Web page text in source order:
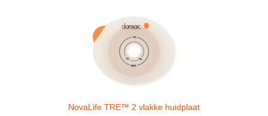
NovaLife TRE™ 2 vlakke huidplaat